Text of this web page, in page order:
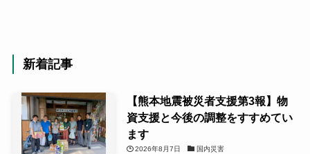
新着記事
【熊本地震被災者支援第3報】物
資支援と今後の調整をすすめてい
ます
2026年8月7日 国内災害